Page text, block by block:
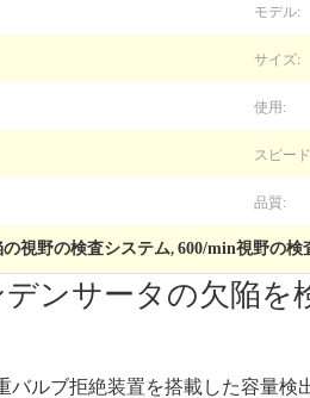
モデル:
サイズ:
使用:
スピー
品質:
視野の検査システム, 600/min視野の検
ンサータの欠陥を
バルブ拒絶装置を搭載した容量